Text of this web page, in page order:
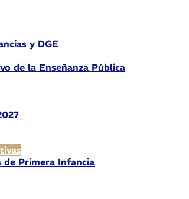
y DGE
de la Enseñanza Pública
de Primera Infancia